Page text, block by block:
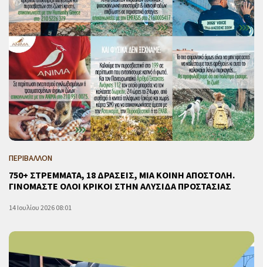
ΠΕΡΙΒΑΛΛΟΝ
750+ ΣΤΡΕΜΜΑΤΑ, 18 ΔΡΑΣΕΙΣ, ΜΙΑ ΚΟΙΝΗ ΑΠΟΣΤΟΛΗ.
ΓΙΝΟΜΑΣΤΕ ΟΛΟΙ ΚΡΙΚΟΙ ΣΤΗΝ ΑΛΥΣΙΔΑ ΠΡΟΣΤΑΣΙΑΣ
14 Ιουλίου 2026 08:01